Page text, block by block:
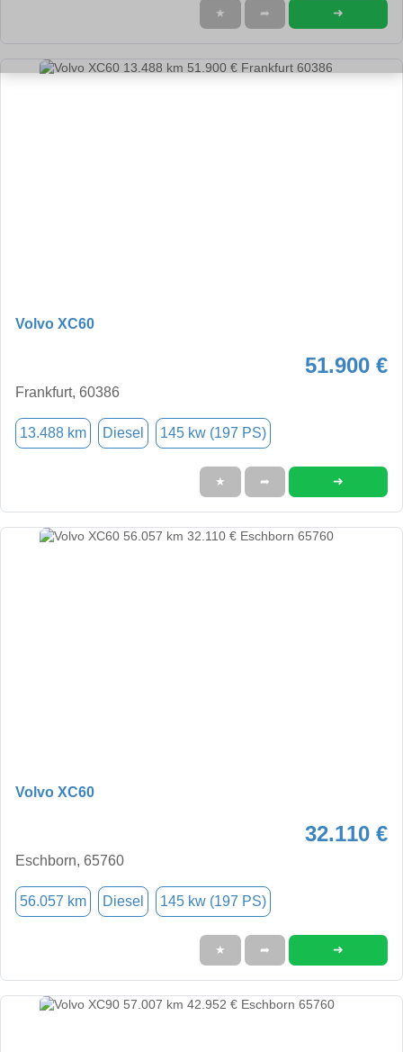
★ ➦ ➜
Volvo XC60
51.900 €
Frankfurt, 60386
13.488 km Diesel 145 kw (197 PS)
★ ➦ ➜
Volvo XC60
32.110 €
Eschborn, 65760
56.057 km Diesel 145 kw (197 PS)
★ ➦ ➜